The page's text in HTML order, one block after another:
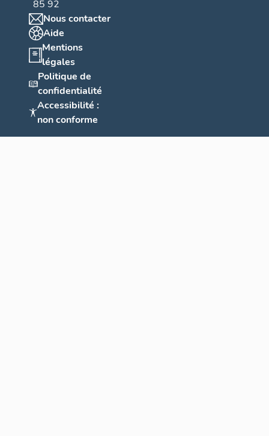
85 92
Nous contacter
Aide
Mentions
légales
Politique de
confidentialité
Accessibilité :
non conforme